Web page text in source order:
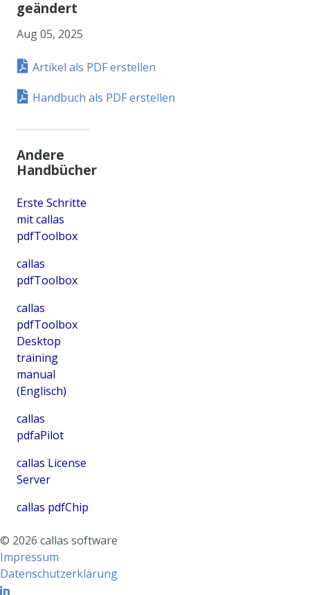
geändert
Aug 05, 2025
Artikel als PDF erstellen
Handbuch als PDF erstellen
Andere
Handbücher
Erste Schritte
mit callas
pdfToolbox
callas
pdfToolbox
callas
pdfToolbox
Desktop
training
manual
(Englisch)
callas
pdfaPilot
callas License
Server
callas pdfChip
© 2026 callas software
Impressum
Datenschutzerklärung
Linkedin